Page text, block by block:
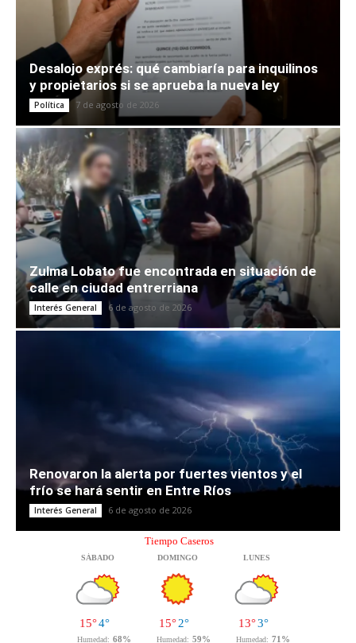
Desalojo exprés: qué cambiaría para inquilinos
y propietarios si se aprueba la nueva ley
Política 7 de agosto de 2026
Zulma Lobato fue encontrada en situación de
calle en ciudad entrerriana
Interés General 6 de agosto de 2026
Renovaron la alerta por fuertes vientos y el
frío se hará sentir en Entre Ríos
Interés General 6 de agosto de 2026